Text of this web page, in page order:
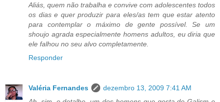
Aliás, quem não trabalha e convive com adolescentes todos
os dias e quer produzir para eles/as tem que estar atento
para contemplar o máximo de gente possível. Se um
shoujo agrada especialmente homens adultos, eu diria que
ele falhou no seu alvo completamente.
Responder
Valéria Fernandes
dezembro 13, 2009 7:41 AM